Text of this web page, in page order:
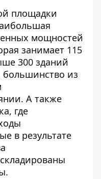
площадки
мощностей
занимает 115
300 зданий
большинство из
А также
где
в результате